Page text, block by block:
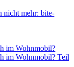
nicht mehr: bite-
im Wohnmobil?
im Wohnmobil? Teil